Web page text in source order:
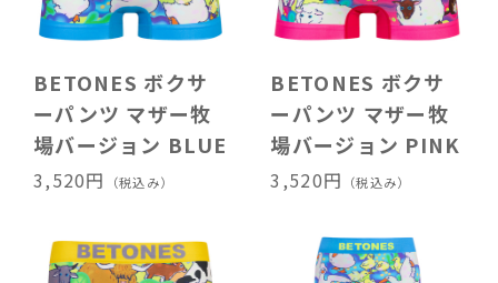
BETONES ボクサ
ーパンツ マザー牧
場バージョン BLUE
3,520円 （税込み）
BETONES ボクサ
ーパンツ マザー牧
場バージョン PINK
3,520円 （税込み）